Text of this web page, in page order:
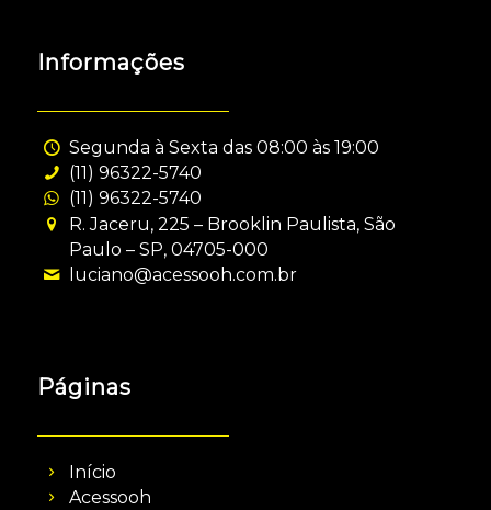
Informações
Segunda à Sexta das 08:00 às 19:00
(11) 96322-5740
(11) 96322-5740
R. Jaceru, 225 – Brooklin Paulista, São
Paulo – SP, 04705-000
luciano@acessooh.com.br
Páginas
Início
Acessooh